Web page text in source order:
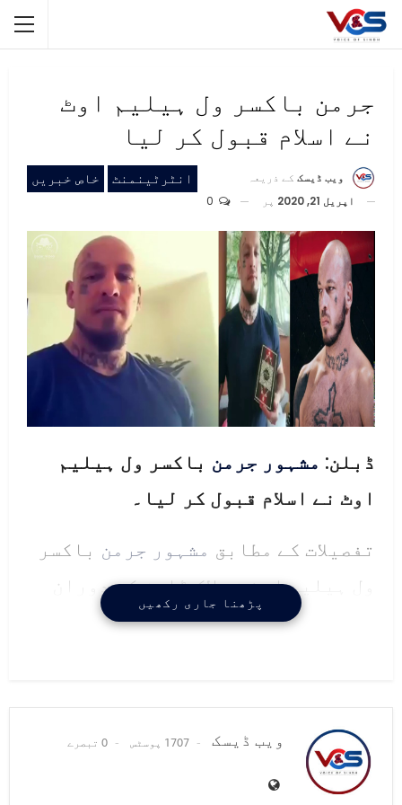
جرمن باکسر ول ہیلیم اوٹ
نے اسلام قبول کر لیا
انٹرٹینمنٹ خاص خبریں ویب ڈیسک کے ذریعہ
اپریل 21, 2020
پر
ڈبلن: مشہور جرمن باکسر ول ہیلیم
اوٹ نے اسلام قبول کر لیا۔
تفصیلات کے مطابق مشہور جرمن باکسر
ول ہیلیم اوٹ نے لاک ڈاؤن کے دوران
اسلام قبول کرنے کا اعلان کردیا۔
اسلام قبول کرنے کا اعلان ایک ویڈیو
پیغام میں کیا ہے۔ان کا کہنا تھا کہ
پڑھنا جاری رکھیں
ویب ڈیسک 1707 پوسٹس 0 تبصرے